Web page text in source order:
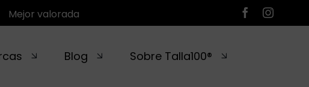
Mejor valorada
Blog Sobre Talla100®